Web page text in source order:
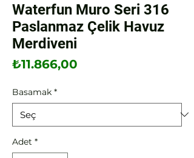
Waterfun Muro Seri 316
Paslanmaz Çelik Havuz
Merdiveni
₺11.866,00
Basamak *
Adet *